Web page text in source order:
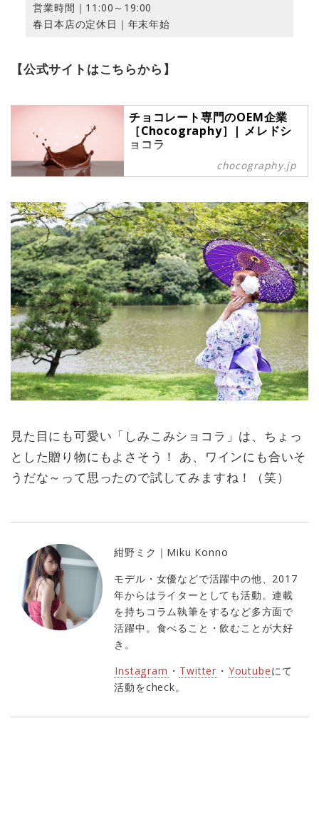
営業時間｜11:00～19:00
春日本店の定休日｜年末年始
【公式サイトはこちらから】
チョコレート専門のOEM企業
［Chocography］| メレドシ
ョコラ
チョコグラフィは、お客さまブラン
ドのチョコレート製造から、ご希望
デザイン制作までご提案いたしま
す。オリジナルチョコブランド
【Mele de chocolat】メレドショコ
ラを展開しています。
chocography.jp
見た目にも可愛い「しみこみショコラ」は、ちょっ
とした贈り物にもよさそう！ あ、ワインにも合いそ
うだな～って思ったので試してみますね！（笑）
紺野ミク｜Miku Konno
モデル・女優などで活躍中の他、2017
年からはライターとしても活動。連載
を持ちコラム執筆をするなど多方面で
活躍中。食べること・飲むことが大好
き。
Instagram ・ Twitter ・ Youtubeにて
活動をcheck。